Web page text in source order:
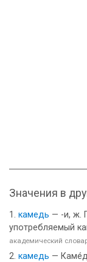
Значения в
камедь — -и, ж.
употребляемый
академический
камедь —